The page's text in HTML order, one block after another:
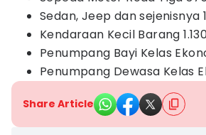
Sedan, Jeep dan sejenisnya
Kendaraan Kecil Barang
Penumpang Bayi Kelas
Penumpang Dewasa Kelas
Share Article